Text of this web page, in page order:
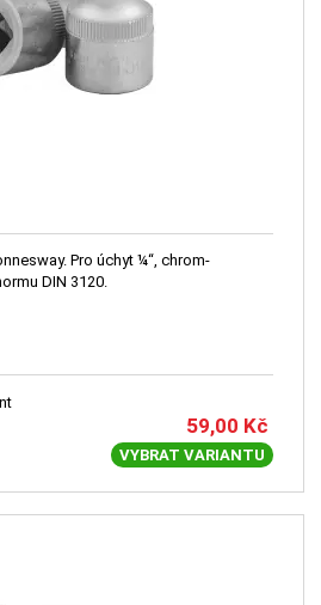
Pro úchyt ¼“, chrom-
DIN 3120.
59,00 Kč
VYBRAT VARIANTU